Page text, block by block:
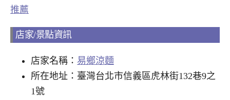
推薦
店家/景點資訊
店家名稱： 易鄉涼麵
所在地址：臺灣台北市信義區虎林街132巷9之
1號